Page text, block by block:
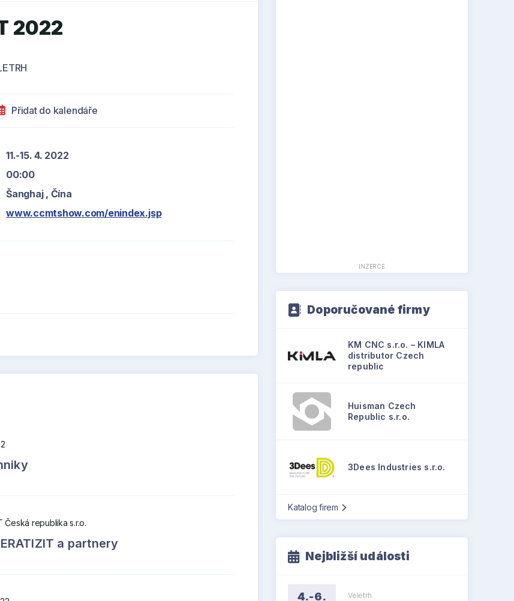
2022
Přidat do kalendáře
11.-15. 4. 2022
00:00
Šanghaj , Čína
www.ccmtshow.com/enindex.jsp
Česká republika s.r.o.
a partnery
INZERCE
Doporučované firmy
KM CNC s.r.o. – KIMLA
distributor Czech
republic
Huisman Czech
Republic s.r.o.
3Dees Industries s.r.o.
Katalog firem
Nejbližší události
4.-6. Veletrh